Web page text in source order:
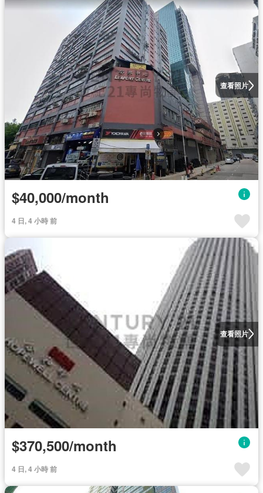
查看照片
$40,000/month
4 日, 4 小時 前
查看照片
$370,500/month
4 日, 4 小時 前